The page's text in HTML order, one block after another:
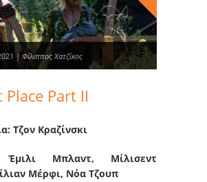
|Φίλιππος Χατζίκος
Part II
Τζον Κραζίνσκι
Έμιλι Μπλαντ, Μίλισεντ
Μέρφι, Νόα Τζουπ